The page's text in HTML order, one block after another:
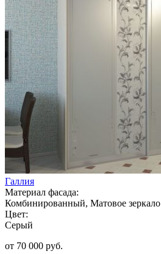
Галлия
Материал фасада:
Комбинированный, Матовое зеркало
Цвет:
Серый
от 70 000 руб.